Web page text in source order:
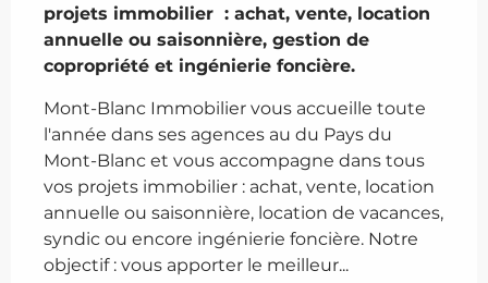
projets immobilier  : achat, vente, location
annuelle ou saisonnière, gestion de
copropriété et ingénierie foncière.
Mont-Blanc Immobilier vous accueille toute
l'année dans ses agences au du Pays du
Mont-Blanc et vous accompagne dans tous
vos projets immobilier : achat, vente, location
annuelle ou saisonnière, location de vacances,
syndic ou encore ingénierie foncière. Notre
objectif : vous apporter le meilleur...